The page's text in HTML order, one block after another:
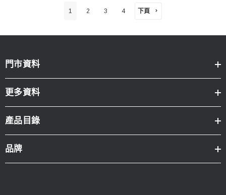
1 2 3 4 下頁
門市資料
更多資料
產品目錄
品牌